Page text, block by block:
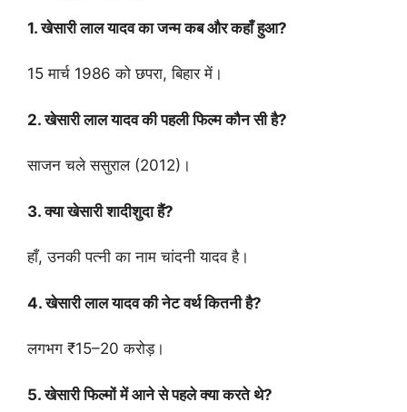
1. खेसारी लाल यादव का जन्म कब और कहाँ हुआ?
15 मार्च 1986 को छपरा, बिहार में।
2. खेसारी लाल यादव की पहली फिल्म कौन सी है?
साजन चले ससुराल (2012)।
3. क्या खेसारी शादीशुदा हैं?
हाँ, उनकी पत्नी का नाम चांदनी यादव है।
4. खेसारी लाल यादव की नेट वर्थ कितनी है?
लगभग ₹15–20 करोड़।
5. खेसारी फिल्मों में आने से पहले क्या करते थे?